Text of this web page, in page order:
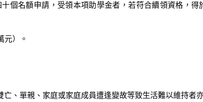
個名額申請，受領本項助學金者，若符合續領資格，
元）。
、單親、家庭或家庭成員遭逢變故等致生活難以維持者